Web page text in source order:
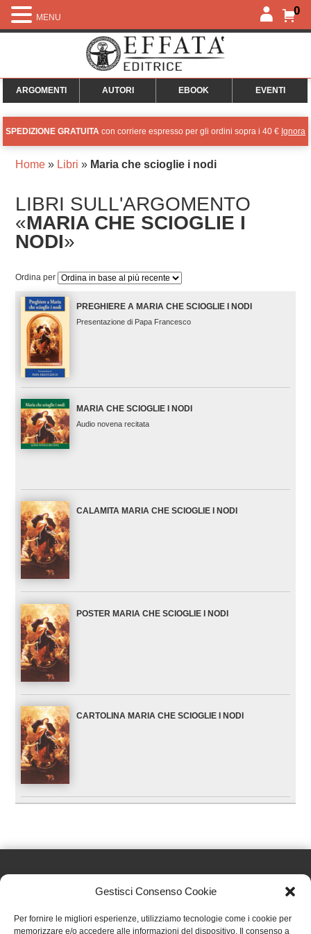
Gestisci Consenso Cookie
Per fornire le migliori esperienze, utilizziamo tecnologie come i cookie per
memorizzare e/o accedere alle informazioni del dispositivo. Il consenso a
0
ARGOMENTI AUTORI EBOOK EVENTI
SPEDIZIONE GRATUITA con corriere espresso per gli ordini sopra i 40 € Ignora
Home» Libri » Maria che scioglie i nodi
LIBRI SULL'ARGOMENTO
«MARIA CHE SCIOGLIE I
NODI»
Ordina per
PREGHIERE A MARIA CHE SCIOGLIE I NODI
Presentazione di Papa Francesco
MARIA CHE SCIOGLIE I NODI
Audio novena recitata
CALAMITA MARIA CHE SCIOGLIE I NODI
POSTER MARIA CHE SCIOGLIE I NODI
CARTOLINA MARIA CHE SCIOGLIE I NODI
Effatà Editrice di Pellegrino Paolo SAS
C.F. e P.IVA 09655250018
MENU